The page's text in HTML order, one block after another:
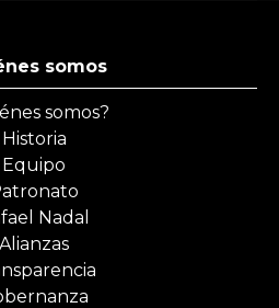
somos
somos?
Historia
Equipo
Nadal
Alianzas